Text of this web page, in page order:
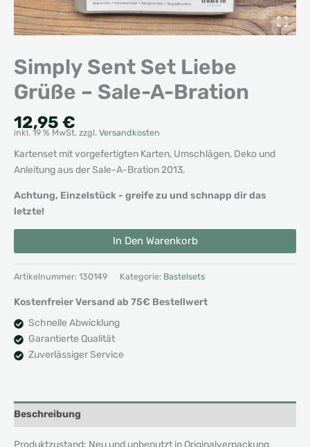
Simply Sent Set Liebe
Grüße – Sale-A-Bration
12,95 €
inkl. 19 % MwSt. zzgl. Versandkosten
Kartenset mit vorgefertigten Karten, Umschlägen, Deko und
Anleitung aus der Sale-A-Bration 2013.
Achtung, Einzelstück - greife zu und schnapp dir das
letzte!
Simply
Liebe
-
Sale-
A-
Bration
In Den Warenkorb
Alternative:
Artikelnummer: 130149 Kategorie: Bastelsets
Kostenfreier Versand ab 75€ Bestellwert
Schnelle Abwicklung
Garantierte Qualität
Zuverlässiger Service
Beschreibung
Produktzustand: Neu und unbenutzt in Originalverpackung